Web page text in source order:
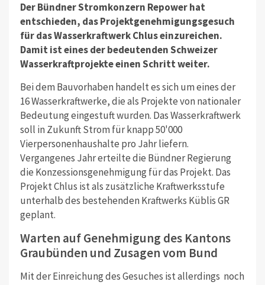
Der Bündner Stromkonzern Repower hat
entschieden, das Projektgenehmigungsgesuch
für das Wasserkraftwerk Chlus einzureichen.
Damit ist eines der bedeutenden Schweizer
Wasserkraftprojekte einen Schritt weiter.
Bei dem Bauvorhaben handelt es sich um eines der
16 Wasserkraftwerke, die als Projekte von nationaler
Bedeutung eingestuft wurden. Das Wasserkraftwerk
soll in Zukunft Strom für knapp 50'000
Vierpersonenhaushalte pro Jahr liefern.
Vergangenes Jahr erteilte die Bündner Regierung
die Konzessionsgenehmigung für das Projekt. Das
Projekt Chlus ist als zusätzliche Kraftwerksstufe
unterhalb des bestehenden Kraftwerks Küblis GR
geplant.
Warten auf Genehmigung des Kantons
Graubünden und Zusagen vom Bund
Mit der Einreichung des Gesuches ist allerdings noch